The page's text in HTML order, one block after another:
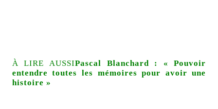
À LIRE AUSSIPascal Blanchard : « Pouvoir
entendre toutes les mémoires pour avoir une
histoire »